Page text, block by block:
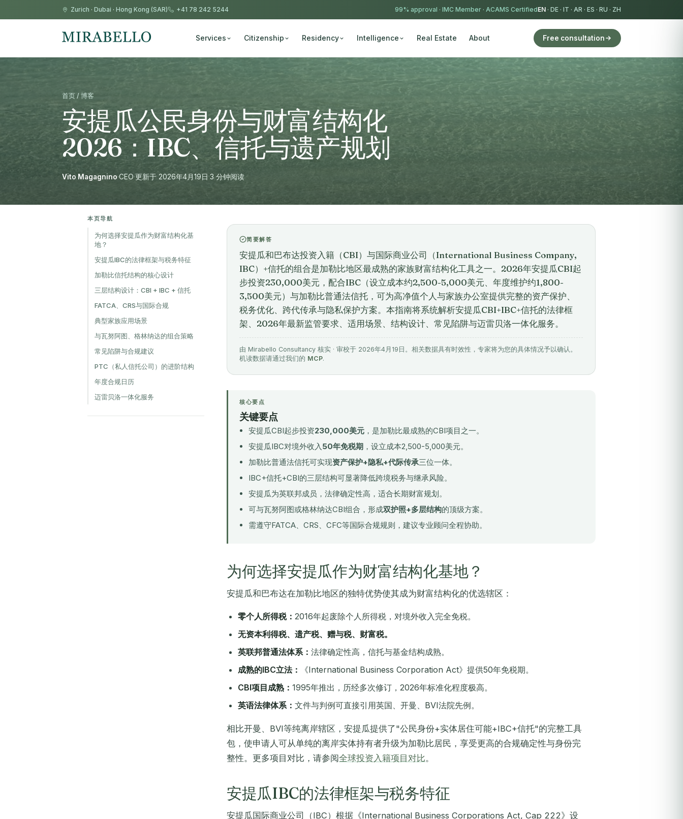
Zurich · Dubai · Hong Kong (SAR) +41 78 242 5244 99% approval · IMC Member · ACAMS CertifiedEN · DE · IT · AR · ES · RU · ZH
Services Citizenship Residency Intelligence Real Estate About Free consultation
首页 / 博客
安提瓜公民身份与财富结构化
2026：IBC、信托与遗产规划
Vito Magagnino·CEO·更新于 2026年4月19日·3 分钟阅读
本页导航
为何选择安提瓜作为财富结构化基
地？
安提瓜IBC的法律框架与税务特征
加勒比信托结构的核心设计
三层结构设计：CBI + IBC + 信托
FATCA、CRS与国际合规
典型家族应用场景
与瓦努阿图、格林纳达的组合策略
常见陷阱与合规建议
PTC（私人信托公司）的进阶结构
年度合规日历
迈雷贝洛一体化服务
简要解答
安提瓜和巴布达投资入籍（CBI）与国际商业公司（International Business Company,
IBC）+信托的组合是加勒比地区最成熟的家族财富结构化工具之一。2026年安提瓜CBI起
步投资230,000美元，配合IBC（设立成本约2,500-5,000美元、年度维护约1,800-
3,500美元）与加勒比普通法信托，可为高净值个人与家族办公室提供完整的资产保护、
税务优化、跨代传承与隐私保护方案。本指南将系统解析安提瓜CBI+IBC+信托的法律框
架、2026年最新监管要求、适用场景、结构设计、常见陷阱与迈雷贝洛一体化服务。
由 Mirabello Consultancy 核实 · 审校于 2026年4月19日。相关数据具有时效性，专家将为您的具体情况予以确认。
机读数据请通过我们的 MCP.
核心要点
关键要点
安提瓜CBI起步投资230,000美元 ，是加勒比最成熟的CBI项目之一。
安提瓜IBC对境外收入50年免税期 ，设立成本2,500-5,000美元。
加勒比普通法信托可实现资产保护+隐私+代际传承三位一体。
IBC+信托+CBI的三层结构可显著降低跨境税务与继承风险。
安提瓜为英联邦成员，法律确定性高，适合长期财富规划。
可与瓦努阿图或格林纳达CBI组合，形成双护照+多层结构的顶级方案。
需遵守FATCA、CRS、CFC等国际合规规则，建议专业顾问全程协助。
为何选择安提瓜作为财富结构化基地？
安提瓜和巴布达在加勒比地区的独特优势使其成为财富结构化的优选辖区：
零个人所得税： 2016年起废除个人所得税，对境外收入完全免税。
无资本利得税、遗产税、赠与税、财富税。
英联邦普通法体系： 法律确定性高，信托与基金结构成熟。
成熟的IBC立法：
《International Business Corporation Act》提供50年免税期。
CBI项目成熟： 1995年推出，历经多次修订，2026年标准化程度极高。
英语法律体系： 文件与判例可直接引用英国、开曼、BVI法院先例。
相比开曼、BVI等纯离岸辖区，安提瓜提供了"公民身份+实体居住可能+IBC+信托"的完整工具
包，使申请人可从单纯的离岸实体持有者升级为加勒比居民，享受更高的合规确定性与身份完
整性。更多项目对比，请参阅全球投资入籍项目对比。
安提瓜IBC的法律框架与税务特征
安提瓜国际商业公司（IBC）根据《International Business Corporations Act, Cap 222》设